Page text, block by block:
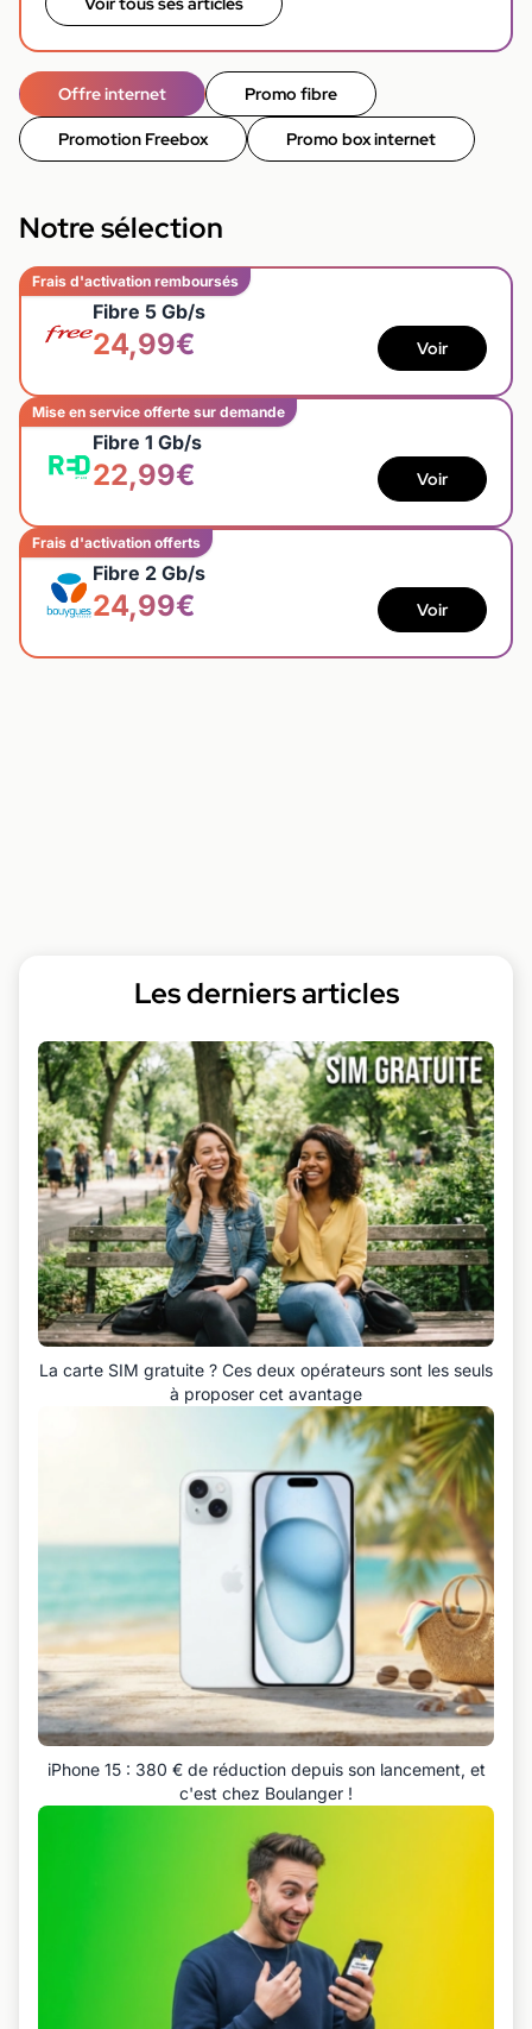
Offre internet Promo fibre
Promotion Freebox Promo box internet
Notre sélection
Frais d'activation remboursés
Fibre 5 Gb/s
24,99€ Voir
Mise en service offerte sur demande
Fibre 1 Gb/s
22,99€ Voir
Frais d'activation offerts
Fibre 2 Gb/s
24,99€ Voir
Les derniers articles
La carte SIM gratuite ? Ces deux opérateurs sont les seuls
à proposer cet avantage
iPhone 15 : 380 € de réduction depuis son lancement, et
c'est chez Boulanger !